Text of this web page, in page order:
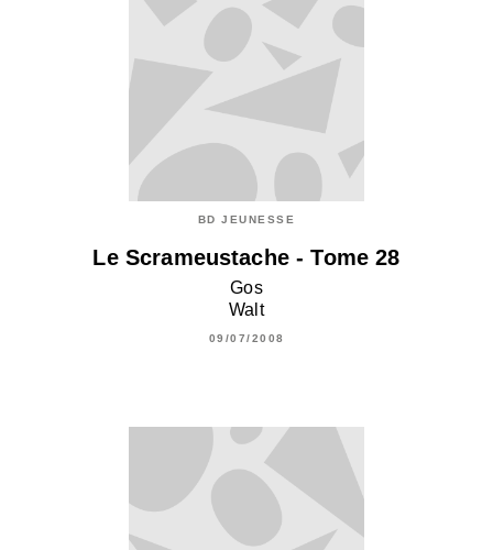
BD JEUNESSE
Le Scrameustache - Tome 28
Gos
Walt
09/07/2008